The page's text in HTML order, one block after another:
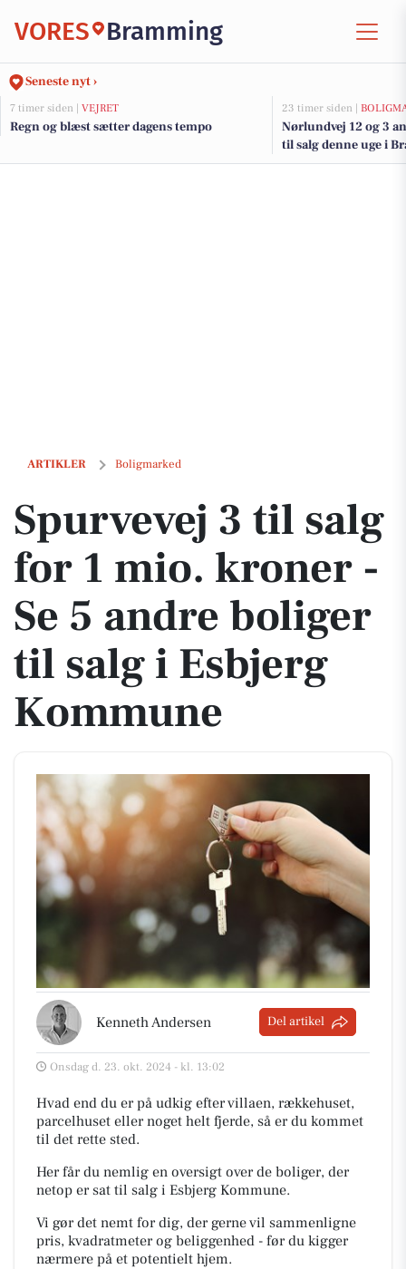
VORES Bramming
Seneste nyt ›
7 timer siden | VEJRET
Regn og blæst sætter dagens tempo
23 timer siden |
Nørlundvej 12 og 3
til salg denne uge i
her.
ARTIKLER Boligmarked
Spurvevej 3 til salg for 1 mio. kroner - Se 5 andre boliger til salg i
Spurvevej 3 til salg
for 1 mio. kroner -
Se 5 andre boliger
til salg i Esbjerg
Kommune
Kenneth Andersen Del artikel
Onsdag d. 23. okt. 2024 - kl. 13:02
Hvad end du er på udkig efter villaen, rækkehuset,
parcelhuset eller noget helt fjerde, så er du kommet
til det rette sted.
Her får du nemlig en oversigt over de boliger, der
netop er sat til salg i Esbjerg Kommune.
Vi gør det nemt for dig, der gerne vil sammenligne
pris, kvadratmeter og beliggenhed - før du kigger
nærmere på et potentielt hjem.